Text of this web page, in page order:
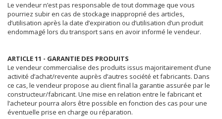
Le vendeur n’est pas responsable de tout dommage que vous
pourriez subir en cas de stockage inapproprié des articles,
d’utilisation après la date d’expiration ou d’utilisation d’un produit
endommagé lors du transport sans en avoir informé le vendeur.
ARTICLE 11 - GARANTIE DES PRODUITS
Le vendeur commercialise des produits issus majoritairement d’une
activité d’achat/revente auprès d’autres société et fabricants. Dans
ce cas, le vendeur propose au client final la garantie assurée par le
constructeur/fabricant. Une mise en relation entre le fabricant et
l’acheteur pourra alors être possible en fonction des cas pour une
éventuelle prise en charge ou réparation.